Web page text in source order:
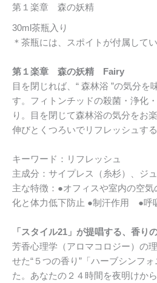
１
章
森
妖
精
30ml
茶
瓶
入
第１楽章 森の妖精
30ml茶瓶入り
＊茶瓶には、スポイトが付属してい
第１楽章 森の妖精 Fairy
目を閉じれば、“ 森林浴 ”の気分を
す。フィトンチッドの殺菌・浄化
り。目を閉じて森林浴の気分をお
伸びとくつろいでリフレッシュす
キーワード：リフレッシュ
主成分：サイプレス（糸杉）、ジ
主な特徴：●オフィスや室内の空
化と体力低下防止 ●制汗作用 ●呼
「スタイル21」が提唱する、香り
芳香心理学（アロマコロジー）の
せた“５つの香り”「ハーブシンフ
た。あなたの２４時間を夜明けか